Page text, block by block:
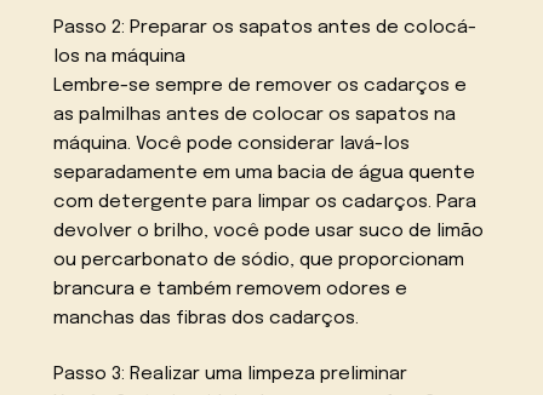
Passo 2: Preparar os sapatos antes de colocá-
los na máquina
Lembre-se sempre de remover os cadarços e
as palmilhas antes de colocar os sapatos na
máquina. Você pode considerar lavá-los
separadamente em uma bacia de água quente
com detergente para limpar os cadarços. Para
devolver o brilho, você pode usar suco de limão
ou percarbonato de sódio, que proporcionam
brancura e também removem odores e
manchas das fibras dos cadarços.
Passo 3: Realizar uma limpeza preliminar